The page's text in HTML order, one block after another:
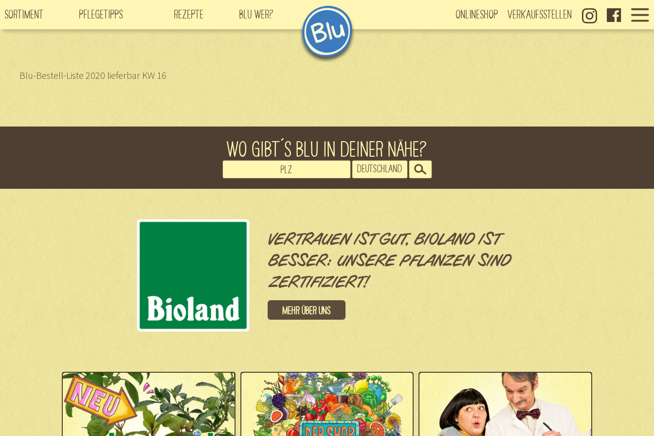
Sortiment
Neuheiten
Pflegetipps
CO -Klimabaum
Rezepte
Filme
Blu Wer? Onlineshop Verkaufsstellen
Blu-Bestell-Liste 2020 lieferbar KW 16
WO GIBT´S BLU IN DEINER NÄHE?
VERTRAUEN IST GUT, BIOLAND IST
BESSER: UNSERE PFLANZEN SIND
ZERTIFIZIERT!
Mehr über uns